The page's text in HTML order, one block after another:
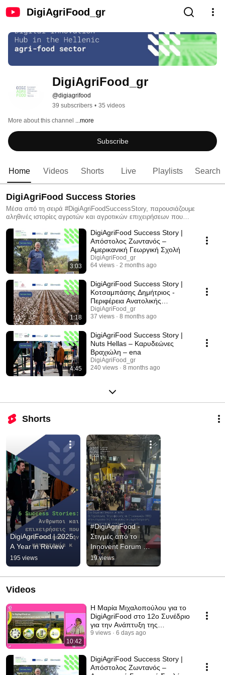
DigiAgriFood_gr
DigiAgriFood_gr
@digiagrifood
39 subscribers • 35 videos
More about this channel ...more
Subscribe
Home Videos Shorts Live Playlists Search
DigiAgriFood Success Stories
Μέσα από τη σειρά #DigiAgriFoodSuccessStory, παρουσιάζουμε
αληθινές ιστορίες αγροτών και αγροτικών επιχειρήσεων που
βήμα στον ψηφιακό μετασχηματισμό τους. 📌 Κάθε βίντεο αναδεικνύει
προκλήσεις, λύσεις και αποτελέσματα συνεργασίας με τον Κόμβο,
προσφέροντας έμπνευση και πρακτικά παραδείγματα για το μέλλον της
αγροδιατροφής.
3:03
DigiAgriFood Success Story |
Απόστολος Ζωντανός –
Αμερικανική Γεωργική Σχολή
DigiAgriFood_gr
64 views
2 months ago
1:18
DigiAgriFood Success Story |
Κοτσαμπάσης Δημήτριος -
Περιφέρεια Ανατολικής
Μακεδονίας & Θράκης
DigiAgriFood_gr
37 views
8 months ago
4:45
DigiAgriFood Success Story |
Nuts Hellas – Καρυδεώνες
Βραχιώλη – ena
DigiAgriFood_gr
240 views
8 months ago
Shorts
DigiAgriFood | 2025:
A Year in Review
195 views
#DigiAgriFood -
Στιγμές από το
Innovent Forum
2025, Λάρισσα
19 views
Videos
10:42
Η Μαρία Μιχαλοπούλου για το
DigiAgriFood στο 12ο Συνέδριο
για την Ανάπτυξη της
Ελληνικής Γεωργίας
9 views 6 days ago
DigiAgriFood Success Story |
Απόστολος Ζωντανός –